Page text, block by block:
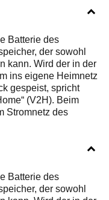
Batterie des
der sowohl
kann. Wird der in der
ins eigene Heimnetz
gespeist, spricht
(V2H). Beim
Stromnetz des
Batterie des
der sowohl